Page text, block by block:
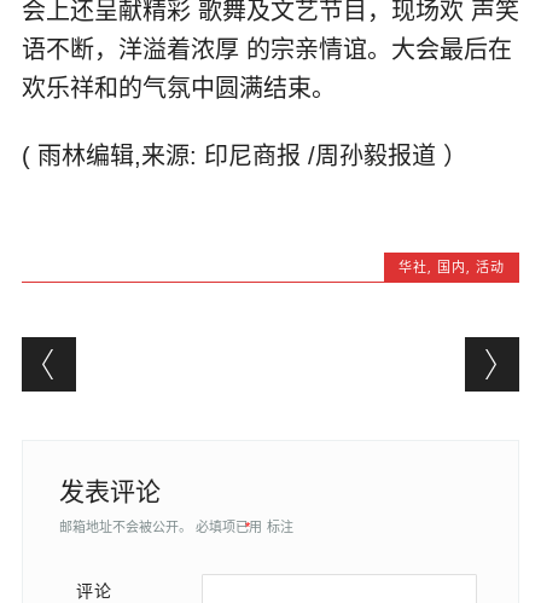
会上还呈献精彩 歌舞及文艺节目，现场欢 声笑
语不断，洋溢着浓厚 的宗亲情谊。大会最后在
欢乐祥和的气氛中圆满结束。
( 雨林编辑,来源: 印尼商报 /周孙毅报道 ）
华社, 国内,活动
Post navigation
发表评论
邮箱地址不会被公开。 必填项已用
* 标注
评论